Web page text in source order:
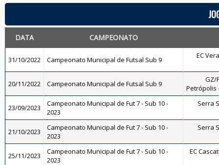
DATA CAMPEONATO
31/10/2022 Campeonato Municipal de Futsal Sub 9 EC
20/11/2022 Campeonato Municipal de Futsal Sub 9
GZ/
Petrópolis
23/09/2023
Campeonato Municipal de Fut 7 - Sub 10 -
2023
Serra
21/10/2023
Campeonato Municipal de Fut 7 - Sub 10 -
2023
Serra
25/11/2023
Campeonato Municipal de Fut 7 - Sub 10 -
2023
EC